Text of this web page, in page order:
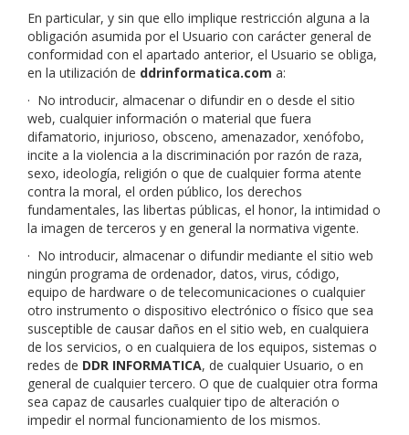
En particular, y sin que ello implique restricción alguna a la
obligación asumida por el Usuario con carácter general de
conformidad con el apartado anterior, el Usuario se obliga,
en la utilización de ddrinformatica.com a:
· No introducir, almacenar o difundir en o desde el sitio
web, cualquier información o material que fuera
difamatorio, injurioso, obsceno, amenazador, xenófobo,
incite a la violencia a la discriminación por razón de raza,
sexo, ideología, religión o que de cualquier forma atente
contra la moral, el orden público, los derechos
fundamentales, las libertas públicas, el honor, la intimidad o
la imagen de terceros y en general la normativa vigente.
· No introducir, almacenar o difundir mediante el sitio web
ningún programa de ordenador, datos, virus, código,
equipo de hardware o de telecomunicaciones o cualquier
otro instrumento o dispositivo electrónico o físico que sea
susceptible de causar daños en el sitio web, en cualquiera
de los servicios, o en cualquiera de los equipos, sistemas o
redes de DDR INFORMATICA, de cualquier Usuario, o en
general de cualquier tercero. O que de cualquier otra forma
sea capaz de causarles cualquier tipo de alteración o
impedir el normal funcionamiento de los mismos.